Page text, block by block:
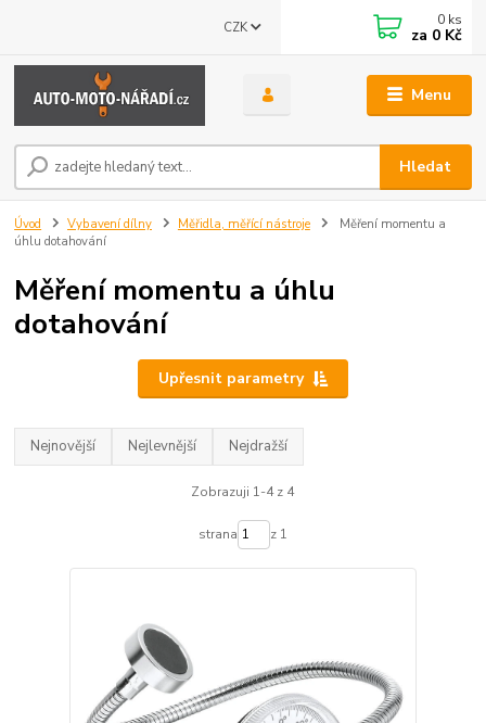
Menu
CZK
Hledat
0 ks
za 0 Kč
Úvod Vybavení dílny Měřidla, měřící nástroje
Měření momentu a
úhlu dotahování
Měření momentu a úhlu
dotahování
Upřesnit parametry
Nejnovější Nejlevnější Nejdražší
Zobrazuji 1-4 z 4
strana z 1